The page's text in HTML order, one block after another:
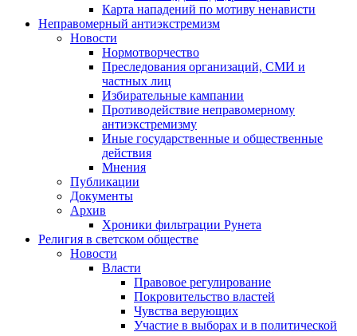
Карта нападений по мотиву ненависти
Неправомерный антиэкстремизм
Новости
Нормотворчество
Преследования организаций, СМИ и
частных лиц
Избирательные кампании
Противодействие неправомерному
антиэкстремизму
Иные государственные и общественные
действия
Мнения
Публикации
Документы
Архив
Хроники фильтрации Рунета
Религия в светском обществе
Новости
Власти
Правовое регулирование
Покровительство властей
Чувства верующих
Участие в выборах и в политической